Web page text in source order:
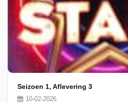
Seizoen 1, Aflevering 3
10-02-2026